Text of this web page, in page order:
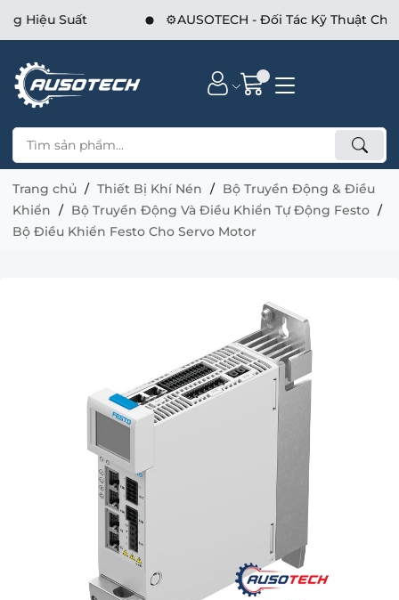
⚙️AUSOTECH - Đối Tác Kỹ Thuật Cho Nhà Máy.
Trang chủ Thiết Bị Khí Nén
Bộ Truyền Động & Điều
Khiển
Bộ Truyền Động Và Điều Khiển Tự Động Festo
Bộ Điều Khiển Festo Cho Servo Motor